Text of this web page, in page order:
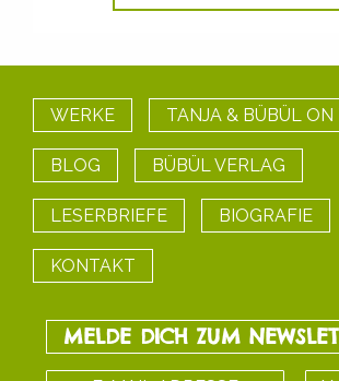
WERKE TANJA & BÜBÜL ON
BLOG BÜBÜL VERLAG
LESERBRIEFE BIOGRAFIE
KONTAKT
MELDE DICH ZUM